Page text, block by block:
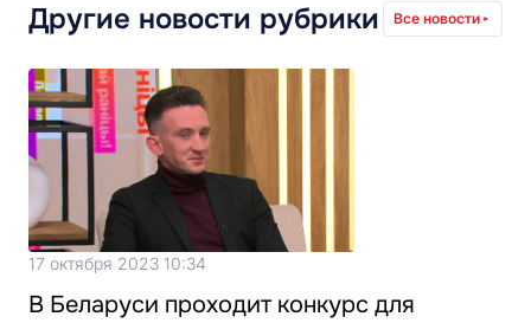
Другие новости рубрики Все новости
17 октября 2023 10:34
В Беларуси проходит конкурс для